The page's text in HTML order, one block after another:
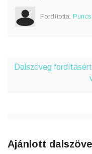
Fordította: Puncs
Dalszöveg
Ajánlott